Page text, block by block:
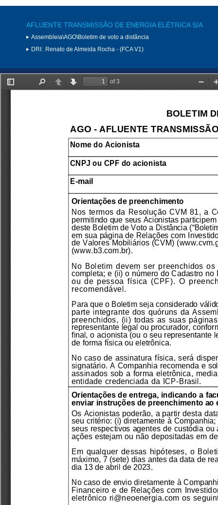
AFLUENTE TRANSMISSÃO DE ENERGIA ELÉTRICA S/A
Assembleia\AGO\Boletim de voto a distância
DRI: Renato de Almeida Rocha - (FCA V1)